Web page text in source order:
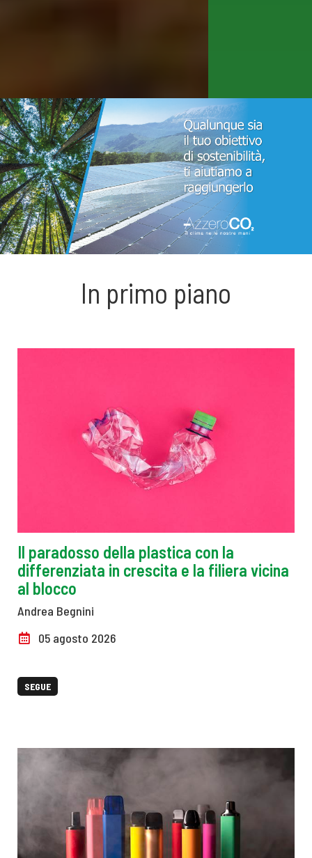
In primo piano
Il paradosso della plastica con la
differenziata in crescita e la filiera vicina
al blocco
Andrea Begnini
05 agosto 2026
SEGUE